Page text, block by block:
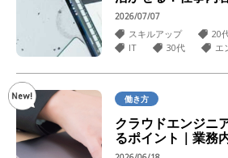
2026/07/07
スキルアップ 20
IT
30代 エ
働き方
クラウドエンジニ
るポイント｜業務
き方を確認